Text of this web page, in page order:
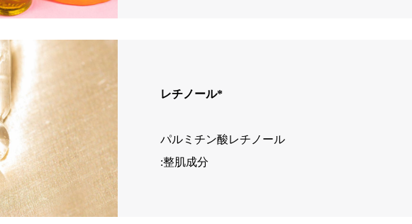
レチノール*
パルミチン酸レチノール
:整肌成分